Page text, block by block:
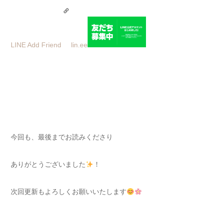
LINE Add Friend lin.ee
今回も、最後までお読みくださり
ありがとうございました ！
次回更新もよろしくお願いいたします